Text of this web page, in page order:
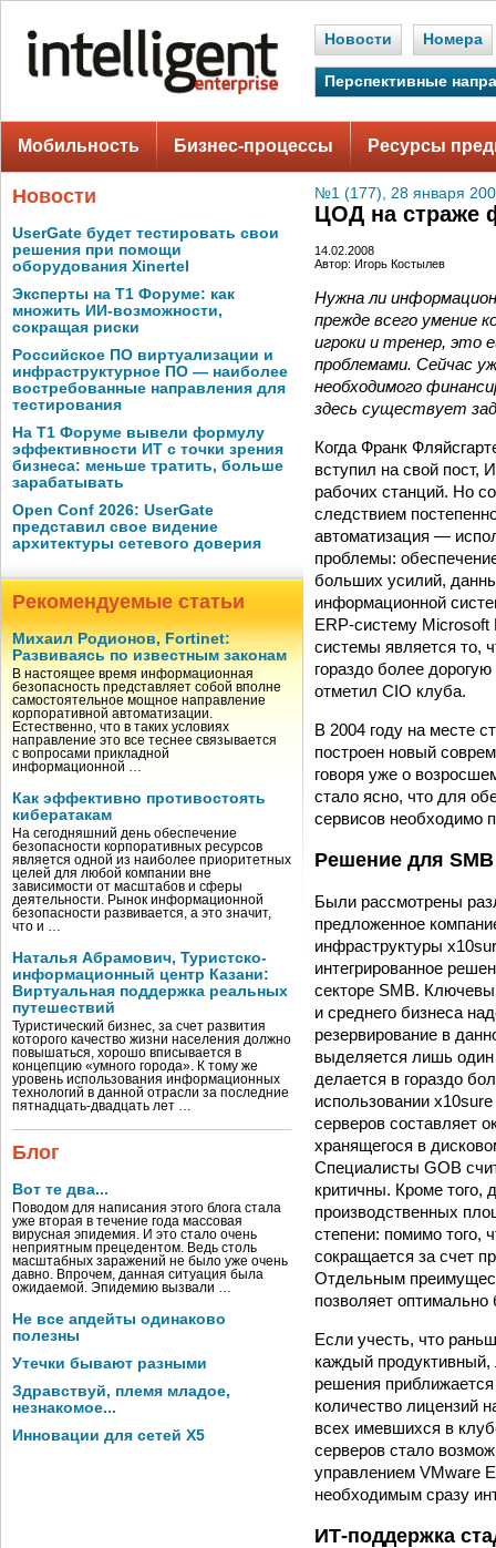
Новости Номера
Перспективные
Мобильность Бизнес-процессы Ресурсы
Новости
UserGate будет тестировать свои
решения при помощи
оборудования Xinertel
Эксперты на Т1 Форуме: как
множить ИИ-возможности,
сокращая риски
Российское ПО виртуализации и
инфраструктурное ПО — наиболее
востребованные направления для
тестирования
На Т1 Форуме вывели формулу
эффективности ИТ с точки зрения
бизнеса: меньше тратить, больше
зарабатывать
Open Conf 2026: UserGate
представил свое видение
архитектуры сетевого доверия
Рекомендуемые статьи
Михаил Родионов, Fortinet:
Развиваясь по известным законам
В настоящее время информационная
безопасность представляет собой вполне
самостоятельное мощное направление
корпоративной автоматизации.
Естественно, что в таких условиях
направление это все теснее связывается
с вопросами прикладной
информационной …
Как эффективно противостоять
кибератакам
На сегодняшний день обеспечение
безопасности корпоративных ресурсов
является одной из наиболее приоритетных
целей для любой компании вне
зависимости от масштабов и сферы
деятельности. Рынок информационной
безопасности развивается, а это значит,
что и …
Наталья Абрамович, Туристско-
информационный центр Казани:
Виртуальная поддержка реальных
путешествий
Туристический бизнес, за счет развития
которого качество жизни населения должно
повышаться, хорошо вписывается в
концепцию «умного города». К тому же
уровень использования информационных
технологий в данной отрасли за последние
пятнадцать-двадцать лет …
Блог
Вот те два...
Поводом для написания этого блога стала
уже вторая в течение года массовая
вирусная эпидемия. И это стало очень
неприятным прецедентом. Ведь столь
масштабных заражений не было уже очень
давно. Впрочем, данная ситуация была
ожидаемой. Эпидемию вызвали …
Не все апдейты одинаково
полезны
Утечки бывают разными
Здравствуй, племя младое,
незнакомое...
Инновации для сетей X5
№1 (177), 28 января
ЦОД на страже
14.02.2008
Автор: Игорь Костылев
Нужна ли
прежде всего умение
игроки и тренер,
проблемами. Сейчас
необходимого
здесь существует
Когда Франк
вступил на свой пост,
рабочих станций. Но
следствием
автоматизация —
проблемы:
больших усилий,
информационной
ERP-систему
системы является то,
гораздо более
отметил CIO клуба.
В 2004 году на месте
построен новый
говоря уже о
стало ясно, что для
сервисов необходимо
Решение для SMB
Были рассмотрены
предложенное
инфраструктуры
интегрированное
секторе SMB.
и среднего бизнеса
резервирование в
выделяется лишь один
делается в гораздо
использовании
серверов составляет
хранящегося в
Специалисты GOB
критичны. Кроме того,
производственных
степени: помимо того,
сокращается за счет
Отдельным
позволяет
Если учесть, что
каждый продуктивный,
решения
количество лицензий
всех имевшихся в
серверов стало
управлением VMware
необходимым сразу
ИТ-поддержка